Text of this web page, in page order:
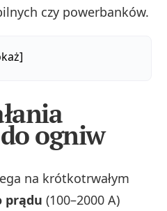
czy powerbanków.
ogniw
na krótkotrwałym
prądu (100–2000 A)